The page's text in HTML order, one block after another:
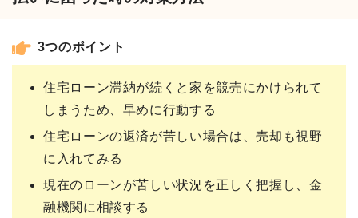
3つのポイント
住宅ローン滞納が続くと家を競売にかけられて
しまうため、早めに行動する
住宅ローンの返済が苦しい場合は、売却も視野
に入れてみる
現在のローンが苦しい状況を正しく把握し、金
融機関に相談する